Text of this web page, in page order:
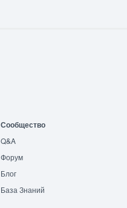
Сообщество
Q&A
Форум
Блог
База Знаний